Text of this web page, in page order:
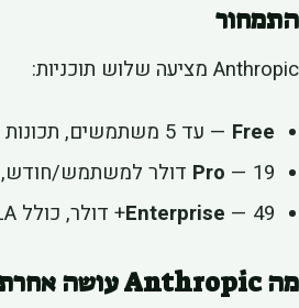
התמחור
Anthropic מציעה שלוש תוכניות:
Free — עד 5 משתמשים, תכונות בסיסיות
Pro — 19 דולר למשתמש/חודש, כולל כל האינטגרציות
Enterprise — 49+ דולר, כולל SLA, תמיכה 24/7 ואפשרות self-hosting
מה Anthropic עושה אחרת?